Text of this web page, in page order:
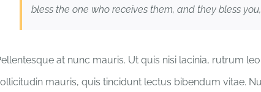
bless the one who receives them, and they bless
at nunc mauris. Ut quis nisi lacinia, rutrum
mauris, quis tincidunt lectus bibendum vitae.